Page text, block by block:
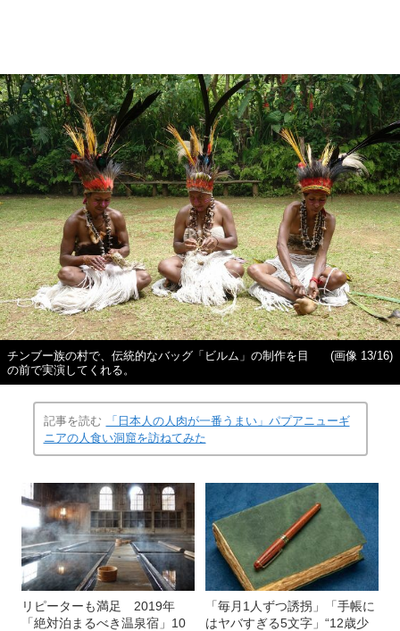
チンブー族の村で、伝統的なバッグ「ビルム」の制作を目
の前で実演してくれる。
(画像 13/16)
記事を読む
「日本人の人肉が一番うまい」パプアニューギ
ニアの人食い洞窟を訪ねてみた
リピーターも満足 2019年
「絶対泊まるべき温泉宿」10
「毎月1人ずつ誘拐」「手帳に
はヤバすぎる5文字」“12歳少